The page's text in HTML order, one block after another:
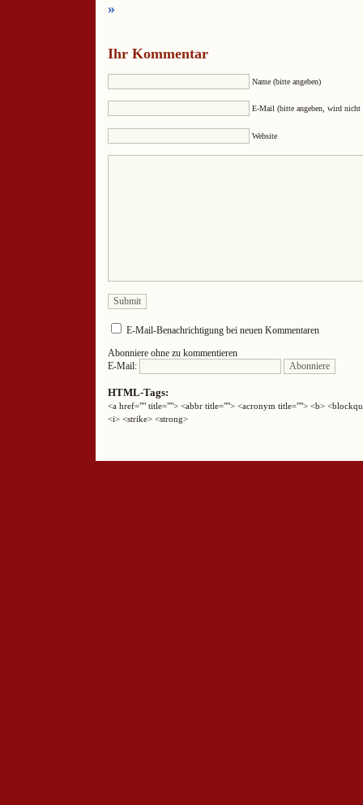
»
Ihr Kommentar
Name (bitte angeben)
E-Mail (bitte angeben, wird nicht
Website
E-Mail-Benachrichtigung bei neuen Kommentaren
Abonniere ohne zu kommentieren
E-Mail:
HTML-Tags:
<a href="" title=""> <abbr title=""> <acronym title=""> <b>
<i> <strike> <strong>